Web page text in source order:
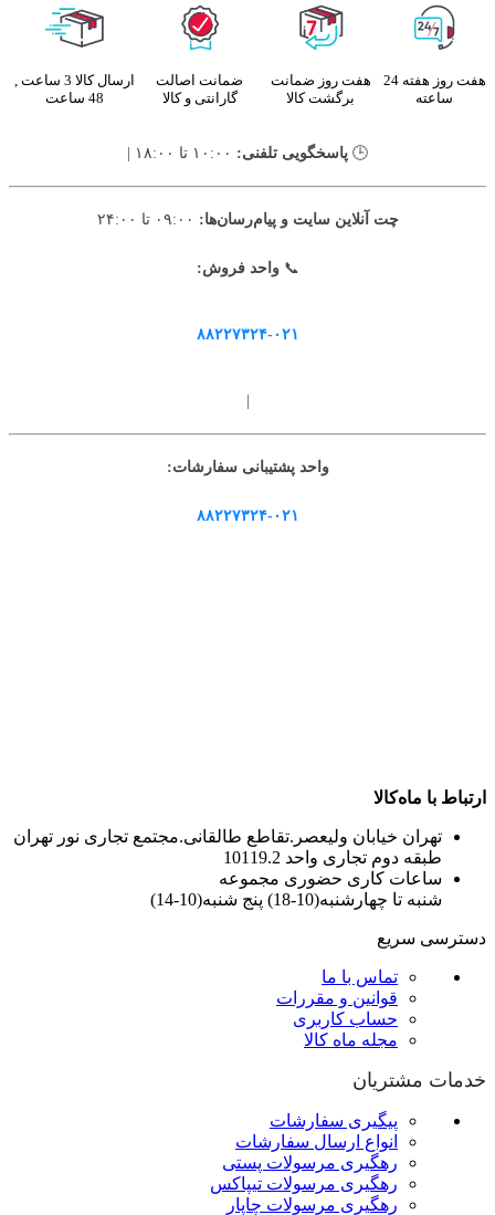
هفت روز هفته 24
ساعته
هفت روز ضمانت
برگشت کالا
ضمانت اصالت
گارانتی و کالا
ارسال کالا 3 ساعت ,
48 ساعت
🕒 پاسخگویی تلفنی:
چت آنلاین سایت و پیام‌رسان‌ها:
📞واحد فروش:
۸۸۲۲۷۳۲۴-۰۲۱
|
واحد پشتیبانی سفارشات:
۸۸۲۲۷۳۲۴-۰۲۱
ارتباط با ماه‌کالا
تهران خیابان ولیعصر.تقاطع طالقانی.مجتمع تجاری نور تهران
طبقه دوم تجاری واحد 10119.2
ساعات کاری حضوری مجموعه
شنبه تا چهارشنبه(10-18) پنج شنبه(10-14)
دسترسی سریع
تماس با ما
قوانین و مقررات
حساب کاربری
مجله ماه کالا
خدمات مشتریان
پیگیری سفارشات
انواع ارسال سفارشات
رهگیری مرسولات پستی
رهگیری مرسولات تیپاکس
رهگیری مرسولات چاپار